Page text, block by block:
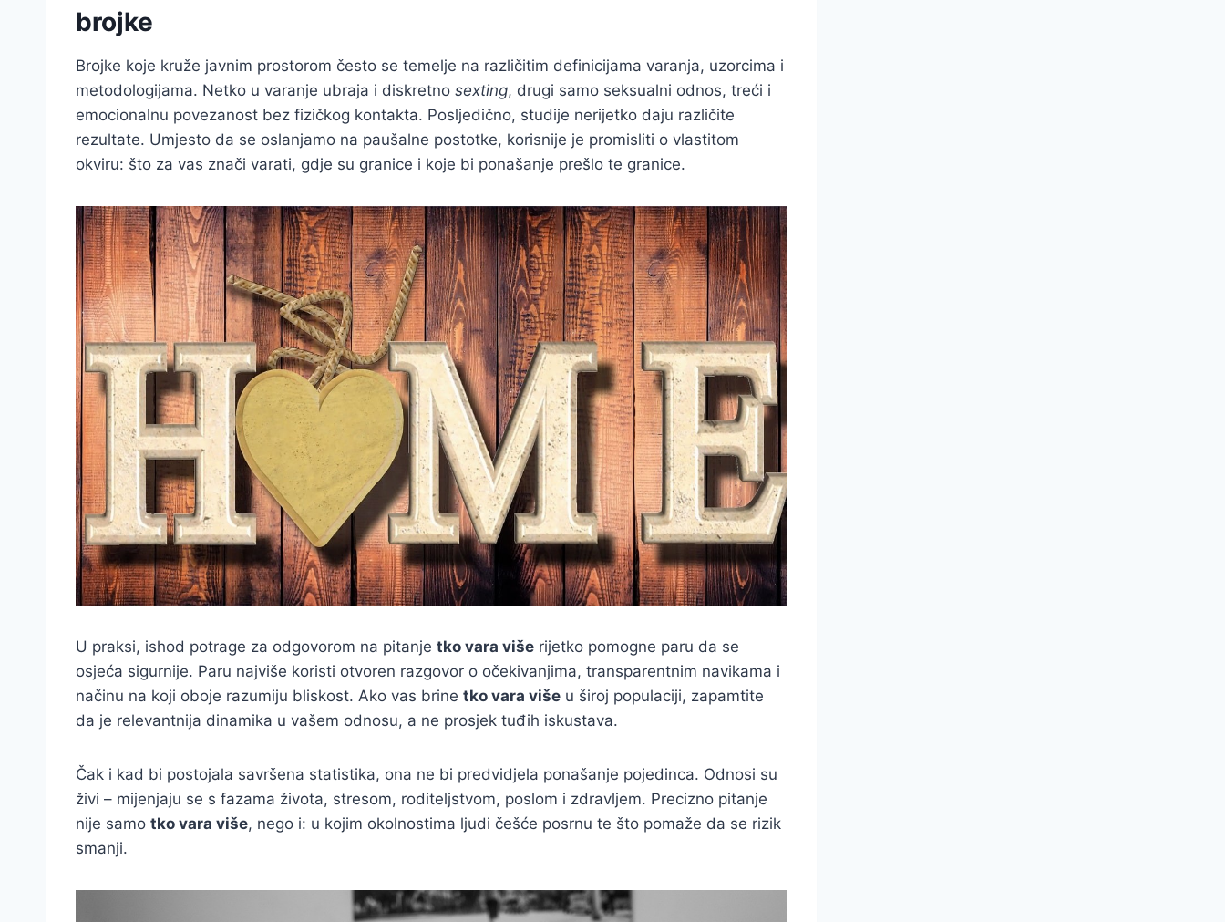
brojke
Brojke koje kruže javnim prostorom često se temelje na različitim definicijama varanja, uzorcima i
metodologijama. Netko u varanje ubraja i diskretno sexting, drugi samo seksualni odnos, treći i
emocionalnu povezanost bez fizičkog kontakta. Posljedično, studije nerijetko daju različite
rezultate. Umjesto da se oslanjamo na paušalne postotke, korisnije je promisliti o vlastitom
okviru: što za vas znači varati, gdje su granice i koje bi ponašanje prešlo te granice.
U praksi, ishod potrage za odgovorom na pitanje tko vara više rijetko pomogne paru da se
osjeća sigurnije. Paru najviše koristi otvoren razgovor o očekivanjima, transparentnim navikama i
načinu na koji oboje razumiju bliskost. Ako vas brine tko vara više u široj populaciji, zapamtite
da je relevantnija dinamika u vašem odnosu, a ne prosjek tuđih iskustava.
Čak i kad bi postojala savršena statistika, ona ne bi predvidjela ponašanje pojedinca. Odnosi su
živi – mijenjaju se s fazama života, stresom, roditeljstvom, poslom i zdravljem. Precizno pitanje
nije samo tko vara više, nego i: u kojim okolnostima ljudi češće posrnu te što pomaže da se rizik
smanji.